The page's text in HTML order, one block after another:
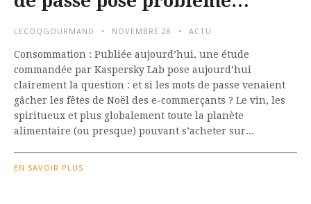
LECOQGOURMAND NOVEMBRE 28 ACTU
Consommation : Publiée aujourd’hui, une étude
commandée par Kaspersky Lab pose aujourd’hui
clairement la question : et si les mots de passe venaient
gâcher les fêtes de Noël des e-commerçants ? Le vin, les
spiritueux et plus globalement toute la planète
alimentaire (ou presque) pouvant s’acheter sur...
EN SAVOIR PLUS